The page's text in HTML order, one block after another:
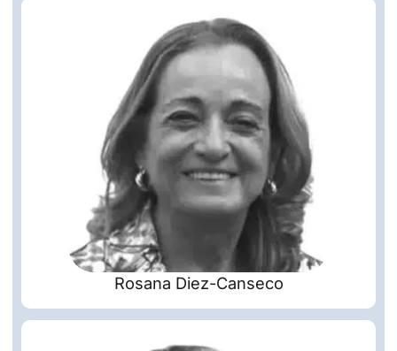
Rosana Diez-Canseco